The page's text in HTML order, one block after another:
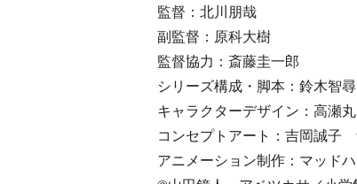
監督：北川朋哉
副監督：原科大樹
監督協力：斎藤圭一郎
シリーズ構成・脚本：鈴木智尋
キャラクターデザイン：高瀬
コンセプトアート：吉岡誠子
アニメーション制作：マッド